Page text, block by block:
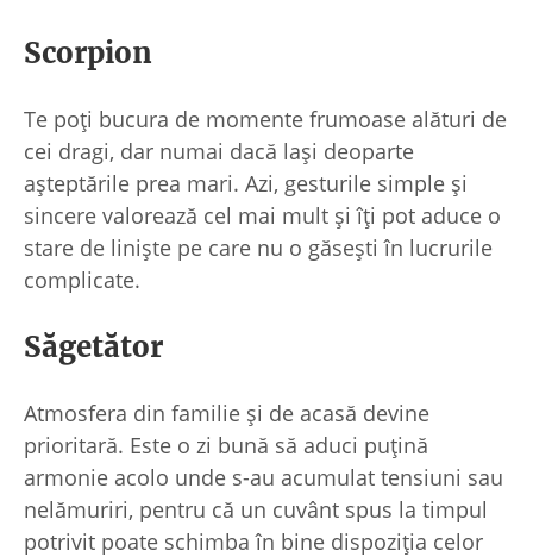
Scorpion
Te poți bucura de momente frumoase alături de
cei dragi, dar numai dacă lași deoparte
așteptările prea mari. Azi, gesturile simple și
sincere valorează cel mai mult și îți pot aduce o
stare de liniște pe care nu o găsești în lucrurile
complicate.
Săgetător
Atmosfera din familie și de acasă devine
prioritară. Este o zi bună să aduci puțină
armonie acolo unde s-au acumulat tensiuni sau
nelămuriri, pentru că un cuvânt spus la timpul
potrivit poate schimba în bine dispoziția celor